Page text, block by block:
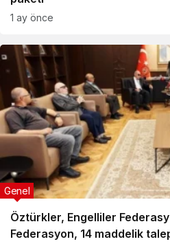
1 ay önce
Öztürkler, Engelliler
Federasyon, 14 maddelik
Genel